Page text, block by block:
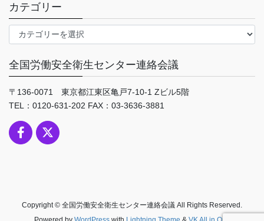
カテゴリー
テ
リ
ー
全国労働安全衛生センター連絡会議
〒136-0071 東京都江東区亀戸7-10-1 Zビル5階
TEL：0120-631-202 FAX：03-3636-3881
Copyright © 全国労働安全衛生センター連絡会議 All Rights Reserved.